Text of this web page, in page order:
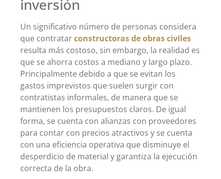
inversión
Un significativo número de personas considera
que contratarconstructoras de obras civiles
resulta más costoso, sin embargo, la realidad es
que se ahorra costos a mediano y largo plazo.
Principalmente debido a que se evitan los
gastos imprevistos que suelen surgir con
contratistas informales, de manera que se
mantienen los presupuestos claros. De igual
forma, se cuenta con alianzas con proveedores
para contar con precios atractivos y se cuenta
con una eficiencia operativa que disminuye el
desperdicio de material y garantiza la ejecución
correcta de la obra.